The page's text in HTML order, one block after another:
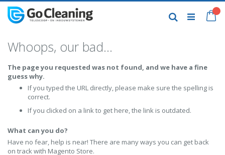
Skip
to
Content
Search
Whoops, our bad...
The page you requested was not found, and we have a fine
guess why.
If you typed the URL directly, please make sure the spelling is
correct.
If you clicked on a link to get here, the link is outdated.
What can you do?
Have no fear, help is near! There are many ways you can get back
on track with Magento Store.